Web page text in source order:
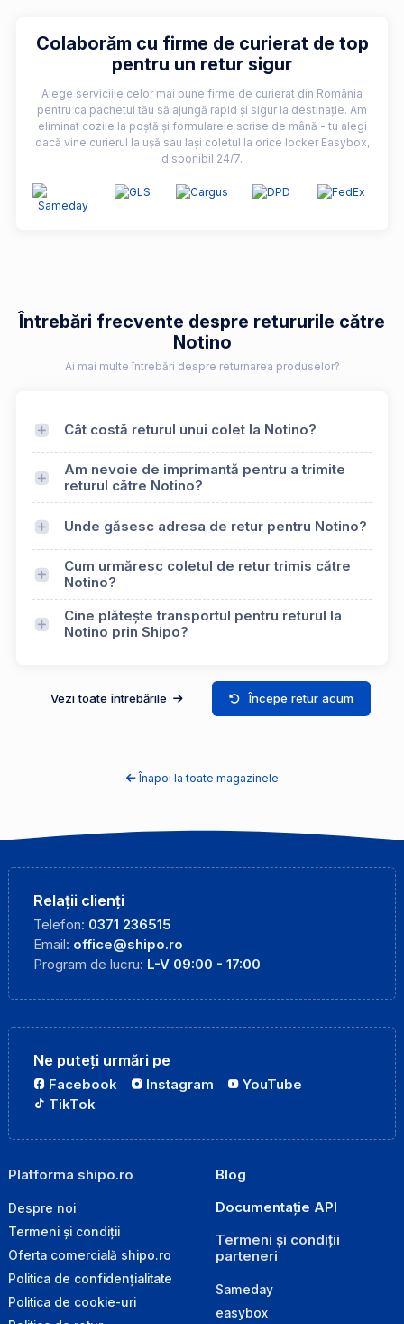
Colaborăm cu firme de curierat de top
pentru un retur sigur
Alege serviciile celor mai bune firme de curierat din România
pentru ca pachetul tău să ajungă rapid și sigur la destinație. Am
eliminat cozile la poștă și formularele scrise de mână - tu alegi
dacă vine curierul la ușă sau lași coletul la orice locker Easybox,
disponibil 24/7.
Întrebări frecvente despre retururile către
Notino
Ai mai multe întrebări despre returnarea produselor?
Cât costă returul unui colet la Notino?
Am nevoie de imprimantă pentru a trimite
returul către Notino?
Unde găsesc adresa de retur pentru Notino?
Cum urmăresc coletul de retur trimis către
Notino?
Cine plătește transportul pentru returul la
Notino prin Shipo?
Vezi toate întrebările Începe retur acum
Înapoi la toate magazinele
Relații clienți
Telefon: 0371 236515
Email: office@shipo.ro
Program de lucru: L-V 09:00 - 17:00
Ne puteți urmări pe
Facebook Instagram
YouTube
TikTok
Platforma shipo.ro
Despre noi
Termeni și condiții
Oferta comercială shipo.ro
Politica de confidențialitate
Politica de cookie-uri
Blog
Documentație API
Termeni și condiții
parteneri
Sameday
easybox